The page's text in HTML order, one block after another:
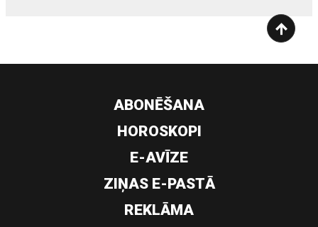
ABONĒŠANA
HOROSKOPI
E-AVĪZE
ZIŅAS E-PASTĀ
REKLĀMA